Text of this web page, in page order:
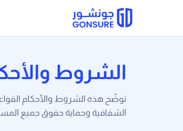
الشروط
توضّح هذه الشروط والأحكام
الشفافية وحماية حقوق جميع